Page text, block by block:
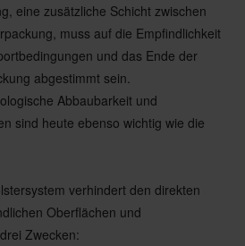
eine zusätzliche Schicht zwischen
muss auf die Empfindlichkeit
und das Ende der
abgestimmt sein.
Abbaubarkeit und
sind heute ebenso wichtig wie die
verhindert den direkten
Oberflächen und
Zwecken: